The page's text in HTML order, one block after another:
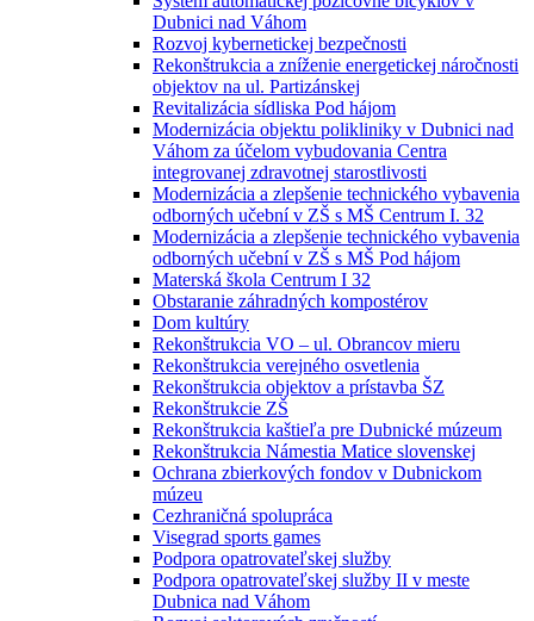
Dubnici nad Váhom
Rozvoj kybernetickej bezpečnosti
Rekonštrukcia a zníženie energetickej náročnosti
objektov na ul. Partizánskej
Revitalizácia sídliska Pod hájom
Modernizácia objektu polikliniky v Dubnici nad
Váhom za účelom vybudovania Centra
integrovanej zdravotnej starostlivosti
Modernizácia a zlepšenie technického vybavenia
odborných učební v ZŠ s MŠ Centrum I. 32
Modernizácia a zlepšenie technického vybavenia
odborných učební v ZŠ s MŠ Pod hájom
Materská škola Centrum I 32
Obstaranie záhradných kompostérov
Dom kultúry
Rekonštrukcia VO – ul. Obrancov mieru
Rekonštrukcia verejného osvetlenia
Rekonštrukcia objektov a prístavba ŠZ
Rekonštrukcie ZŠ
Rekonštrukcia kaštieľa pre Dubnické múzeum
Rekonštrukcia Námestia Matice slovenskej
Ochrana zbierkových fondov v Dubnickom
múzeu
Cezhraničná spolupráca
Visegrad sports games
Podpora opatrovateľskej služby
Podpora opatrovateľskej služby II v meste
Dubnica nad Váhom